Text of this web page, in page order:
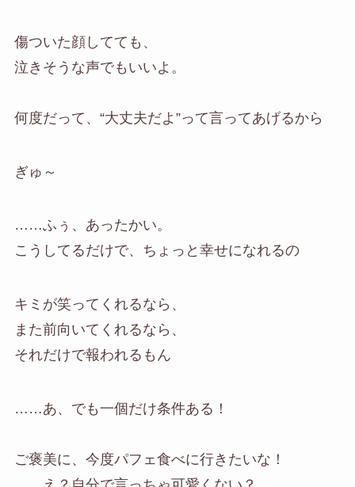
傷ついた顔してても、
泣きそうな声でもいいよ。
何度だって、“大丈夫だよ”って言ってあげるから
ぎゅ～
……ふぅ、あったかい。
こうしてるだけで、ちょっと幸せになれるの
キミが笑ってくれるなら、
また前向いてくれるなら、
それだけで報われるもん
……あ、でも一個だけ条件ある！
ご褒美に、今度パフェ食べに行きたいな！